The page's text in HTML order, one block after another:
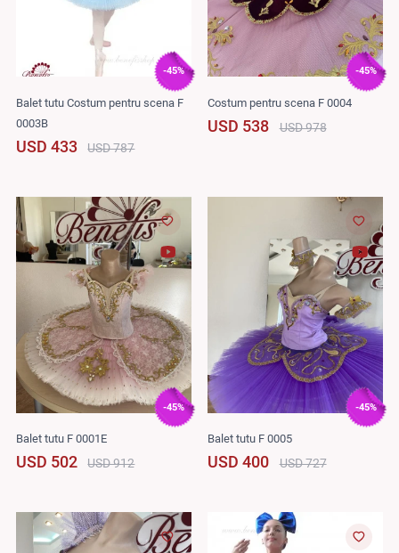
-45%
Balet tutu Costum pentru scena F
0003B
USD 433 USD 787
-45%
Costum pentru scena F 0004
USD 538 USD 978
-45%
Balet tutu F 0001E
USD 502 USD 912
-45%
Balet tutu F 0005
USD 400 USD 727